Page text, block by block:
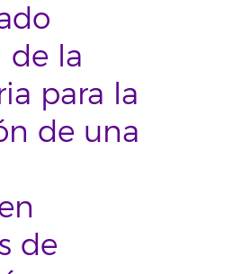
de la
para la
de una
de